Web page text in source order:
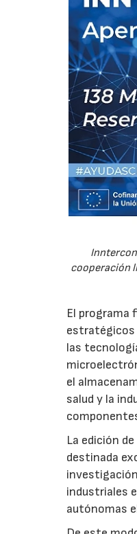
cooperación
El programa
estratégicos
las
el
salud y la
La edición
destinada
industriales
autónomas